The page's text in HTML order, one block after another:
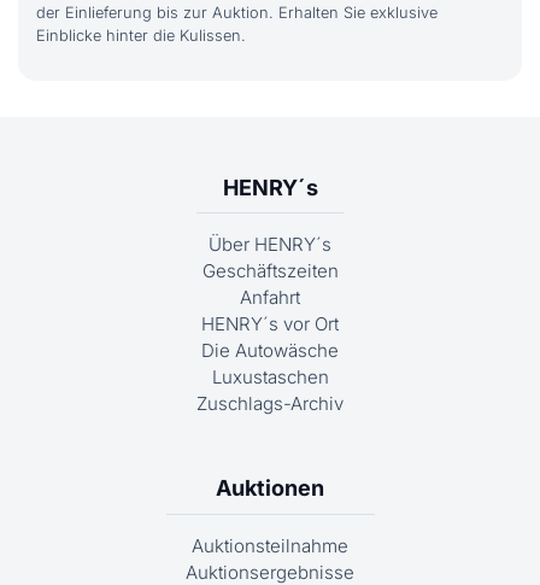
der Einlieferung bis zur Auktion. Erhalten Sie exklusive
Einblicke hinter die Kulissen.
HENRY´s
Über HENRY´s
Geschäftszeiten
Anfahrt
HENRY´s vor Ort
Die Autowäsche
Luxustaschen
Zuschlags-Archiv
Auktionen
Auktionsteilnahme
Auktionsergebnisse